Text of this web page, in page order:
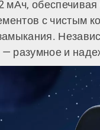
мАч,
с чистым
разумное и